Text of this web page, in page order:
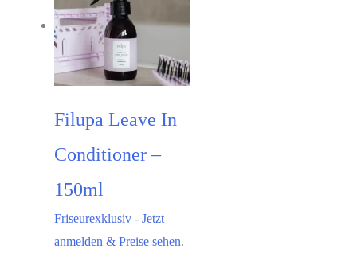
Filupa Leave In
Conditioner –
150ml
Friseurexklusiv - Jetzt
anmelden & Preise sehen.